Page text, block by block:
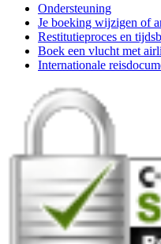
Ondersteuning
Je boeking wijzigen of
Restitutieproces en
Boek een vlucht met
Internationale